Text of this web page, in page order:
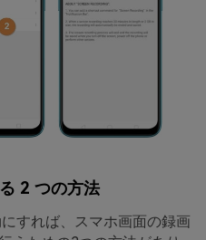
2 つの方法
すれば、スマホ画面の録画